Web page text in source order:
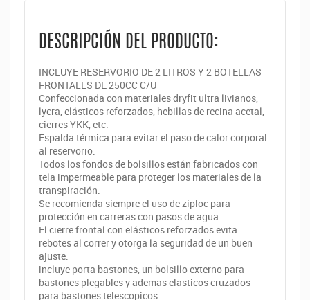
DESCRIPCIÓN DEL PRODUCTO:
INCLUYE RESERVORIO DE 2 LITROS Y 2 BOTELLAS
FRONTALES DE 250CC C/U
Confeccionada con materiales dryfit ultra livianos,
lycra, elásticos reforzados, hebillas de recina acetal,
cierres YKK, etc.
Espalda térmica para evitar el paso de calor corporal
al reservorio.
Todos los fondos de bolsillos están fabricados con
tela impermeable para proteger los materiales de la
transpiración.
Se recomienda siempre el uso de ziploc para
protección en carreras con pasos de agua.
El cierre frontal con elásticos reforzados evita
rebotes al correr y otorga la seguridad de un buen
ajuste.
incluye porta bastones, un bolsillo externo para
bastones plegables y ademas elasticos cruzados
para bastones telescopicos.